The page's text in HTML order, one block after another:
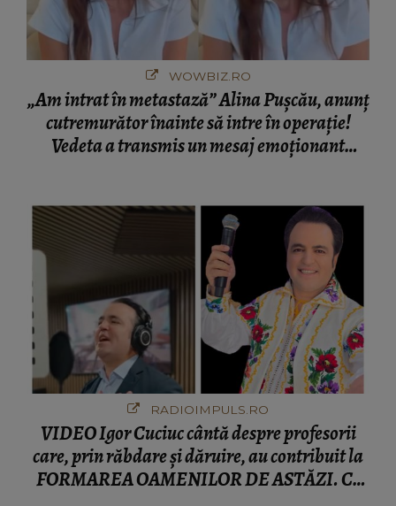
WOWBIZ.RO
„Am intrat în metastază” Alina Pușcău, anunț
cutremurător înainte să intre în operație!
Vedeta a transmis un mesaj emoționant
RADIOIMPULS.RO
VIDEO Igor Cuciuc cântă despre profesorii
care, prin răbdare și dăruire, au contribuit la
FORMAREA OAMENILOR DE ASTĂZI. Ce